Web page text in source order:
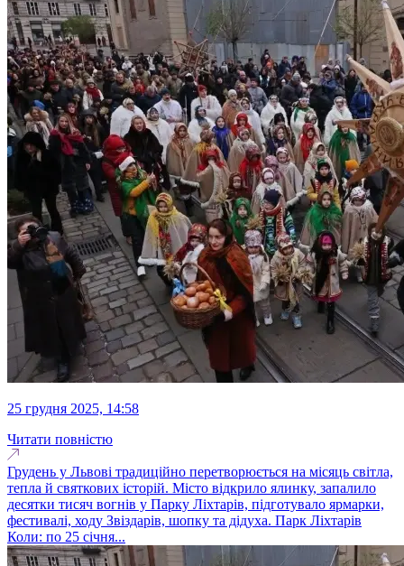
25 грудня 2025, 14:58
Читати повністю
Грудень у Львові традиційно перетворюється на місяць світла,
тепла й святкових історій. Місто відкрило ялинку, запалило
десятки тисяч вогнів у Парку Ліхтарів, підготувало ярмарки,
фестивалі, ходу Звіздарів, шопку та дідуха. Парк Ліхтарів
Коли: по 25 січня...